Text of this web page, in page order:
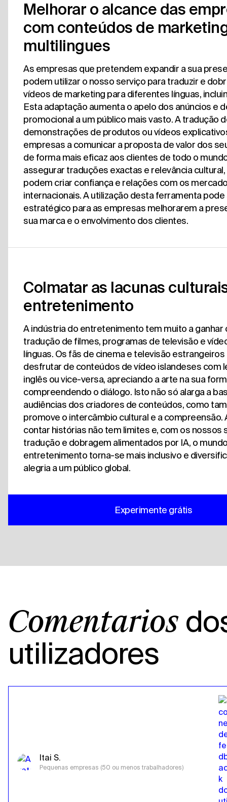
Melhorar o alcance das
com conteúdos de
multilingues
As empresas que pretendem expandir a sua
podem utilizar o nosso serviço para traduzir e
vídeos de marketing para diferentes línguas,
Esta adaptação aumenta o apelo dos anúncios e
promocional a um público mais vasto. A tradução
demonstrações de produtos ou vídeos
empresas a comunicar a proposta de valor dos
de forma mais eficaz aos clientes de todo o
assegurar traduções exactas e relevância
podem criar confiança e relações com os
internacionais. A utilização desta ferramenta
estratégico para as empresas melhorarem a
sua marca e o envolvimento dos clientes.
Colmatar as lacunas
entretenimento
A indústria do entretenimento tem muito a ganhar
tradução de filmes, programas de televisão e
línguas. Os fãs de cinema e televisão
desfrutar de conteúdos de vídeo islandeses com
inglês ou vice-versa, apreciando a arte na sua
compreendendo o diálogo. Isto não só alarga a
audiências dos criadores de conteúdos, como
promove o intercâmbio cultural e a compreensão.
contar histórias não tem limites e, com os nossos
tradução e dobragem alimentados por IA, o
entretenimento torna-se mais inclusivo e
alegria a um público global.
Experimente grátis
Comentários
utilizadores
Itai S.
Pequenas empresas (50 ou menos trabalhadores)